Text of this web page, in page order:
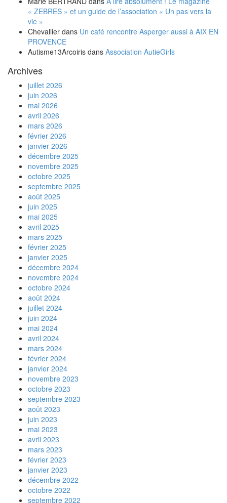
« ZEBRES » et un guide de l’association « Un pas vers la
vie »
Chevallier dans Un café rencontre Asperger aussi à AIX EN
PROVENCE
Autisme13Arcoiris dans Association AutieGirls
Archives
juillet 2026
juin 2026
mai 2026
avril 2026
mars 2026
février 2026
janvier 2026
décembre 2025
novembre 2025
octobre 2025
septembre 2025
août 2025
juin 2025
mai 2025
avril 2025
mars 2025
février 2025
janvier 2025
décembre 2024
novembre 2024
octobre 2024
août 2024
juillet 2024
juin 2024
mai 2024
avril 2024
mars 2024
février 2024
janvier 2024
novembre 2023
octobre 2023
septembre 2023
août 2023
juin 2023
mai 2023
avril 2023
mars 2023
février 2023
janvier 2023
décembre 2022
octobre 2022
septembre 2022